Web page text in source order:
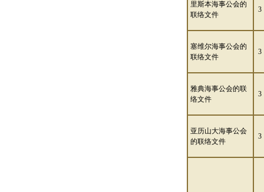
里斯本海事公会的
联络文件
3
塞维尔海事公会的
联络文件
3
雅典海事公会的联
络文件
3
亚历山大海事公会
的联络文件
3